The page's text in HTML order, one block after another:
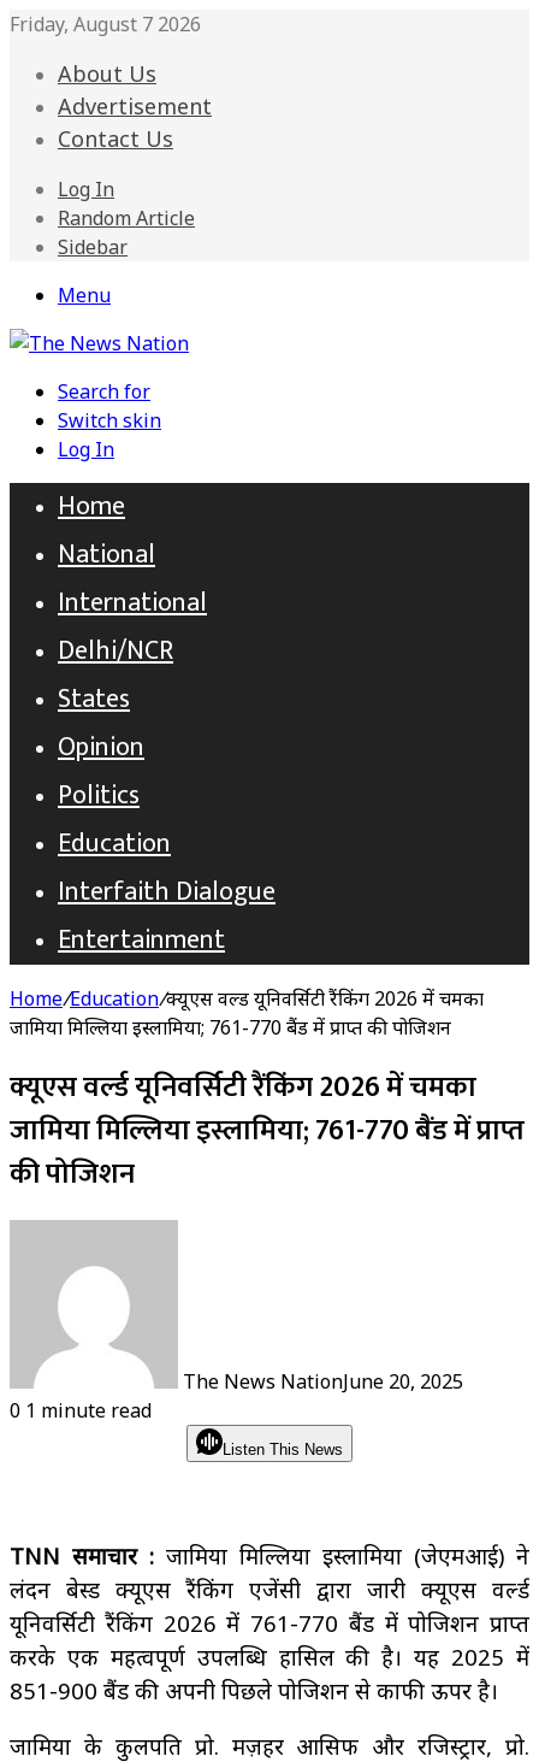
Friday, August 7 2026
About Us
Advertisement
Contact Us
Log In
Random Article
Sidebar
Menu
Search for
Switch skin
Log In
Home
National
International
Delhi/NCR
States
Opinion
Politics
Education
Interfaith Dialogue
Entertainment
Home/Education/क्यूएस वर्ल्ड यूनिवर्सिटी रैंकिंग 2026 में चमका
जामिया मिल्लिया इस्लामिया; 761-770 बैंड में प्राप्त की पोजिशन
क्यूएस वर्ल्ड यूनिवर्सिटी रैंकिंग 2026 में चमका
जामिया मिल्लिया इस्लामिया; 761-770 बैंड में प्राप्त
की पोजिशन
The News NationJune 20, 2025
0 1 minute read
Listen This News
TNN समाचार : जामिया मिल्लिया इस्लामिया (जेएमआई) ने
लंदन बेस्ड क्यूएस रैंकिंग एजेंसी द्वारा जारी क्यूएस वर्ल्ड
यूनिवर्सिटी रैंकिंग 2026 में 761-770 बैंड में पोजिशन प्राप्त
करके एक महत्वपूर्ण उपलब्धि हासिल की है। यह 2025 में
851-900 बैंड की अपनी पिछले पोजिशन से काफी ऊपर है।
जामिया के कुलपति प्रो. मज़हर आसिफ और रजिस्ट्रार, प्रो.